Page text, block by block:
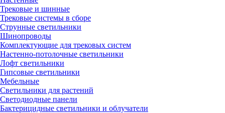
Трековые и шинные
Трековые системы в сборе
Струнные светильники
Шинопроводы
Комплектующие для трековых систем
Настенно-потолочные светильники
Лофт светильники
Гипсовые светильники
Мебельные
Светильники для растений
Светодиодные панели
Бактерицидные светильники и облучатели